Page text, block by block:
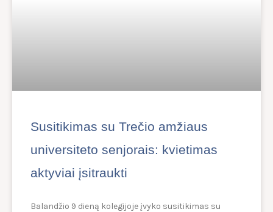
Susitikimas su Trečio amžiaus
universiteto senjorais: kvietimas
aktyviai įsitraukti
Balandžio 9 dieną kolegijoje įvyko susitikimas su